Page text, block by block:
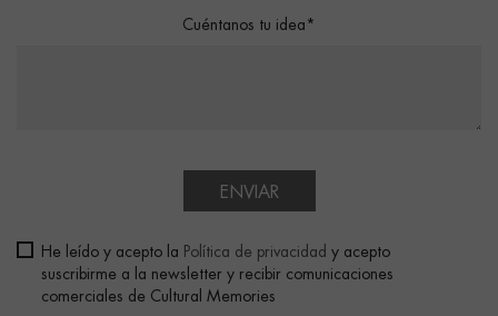
Cuéntanos tu idea*
ENVIAR
He leído y acepto la Política de privacidad y acepto
suscribirme a la newsletter y recibir comunicaciones
comerciales de Cultural Memories